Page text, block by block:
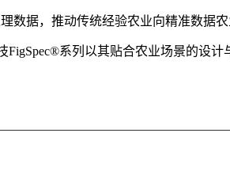
数据，推动传统经验农业向精准数据
系列以其贴合农业场景的设